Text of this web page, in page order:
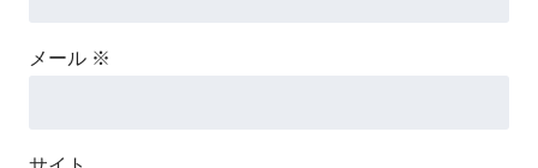
メール ※